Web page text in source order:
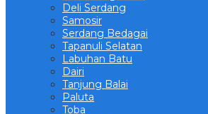
Deli Serdang
Samosir
Serdang Bedagai
Tapanuli Selatan
Labuhan Batu
Dairi
Tanjung Balai
Paluta
Toba